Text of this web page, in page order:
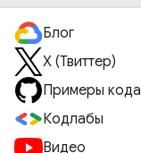
Блог
X (Твиттер)
Примеры кода
Кодлабы
Видео